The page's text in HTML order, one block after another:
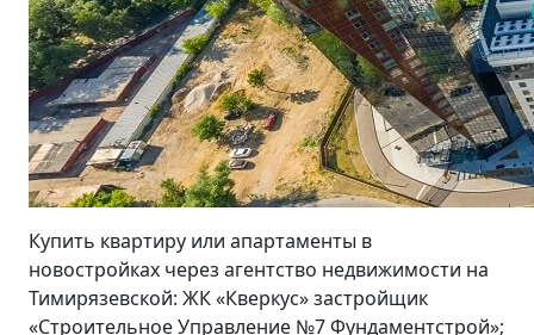
Купить квартиру или апартаменты в
новостройках через агентство недвижимости на
Тимирязевской: ЖК «Кверкус» застройщик
«Строительное Управление №7 Фундаментстрой»;